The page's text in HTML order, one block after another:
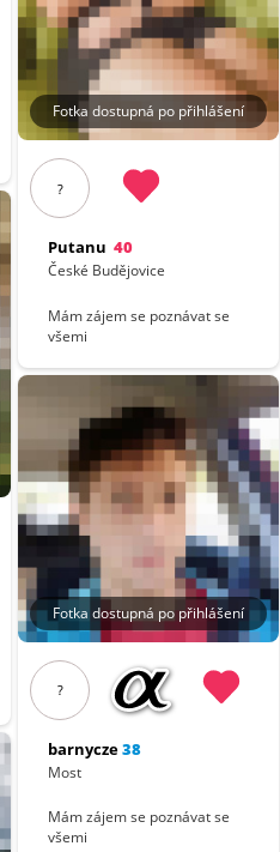
Fotka dostupná po přihlášení
?
Putanu 40
České Budějovice
Mám zájem se poznávat se
všemi
Fotka dostupná po přihlášení
?
barnycze38
Most
Mám zájem se poznávat se
všemi